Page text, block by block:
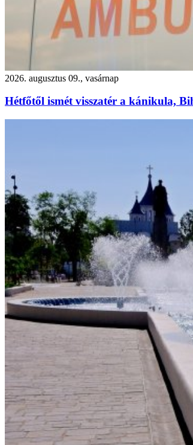
2026. augusztus 09., vasárnap
Hétfőtől ismét visszatér a kánikula,